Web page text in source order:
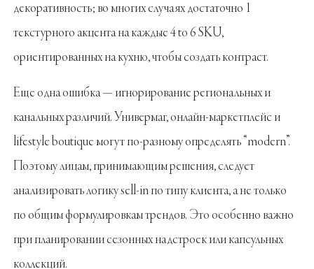
декоративность; во многих случаях достаточно 1
текстурного акцента на каждые 4 to 6 SKU,
ориентированных на кухню, чтобы создать контраст.
Еще одна ошибка — игнорирование региональных и
канальных различий. Универмаг, онлайн-маркетплейс и
lifestyle boutique могут по-разному определять “modern”.
Поэтому лицам, принимающим решения, следует
анализировать логику sell-in по типу клиента, а не только
по общим формулировкам трендов. Это особенно важно
при планировании сезонных надстроек или капсульных
коллекций.